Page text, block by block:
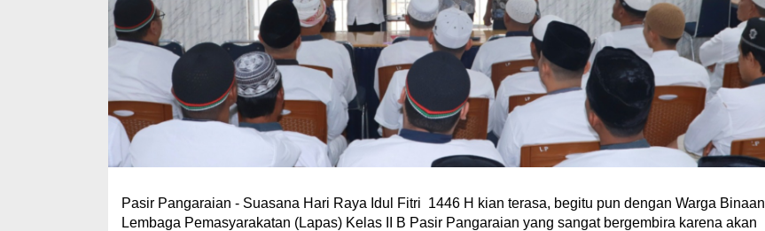
Pasir Pangaraian - Suasana Hari Raya Idul Fitri 1446 H kian terasa, begitu pun dengan Warga Binaan
Lembaga Pemasyarakatan (Lapas) Kelas II B Pasir Pangaraian yang sangat bergembira karena akan